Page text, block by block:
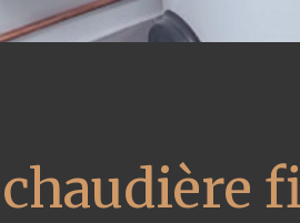
chaudière